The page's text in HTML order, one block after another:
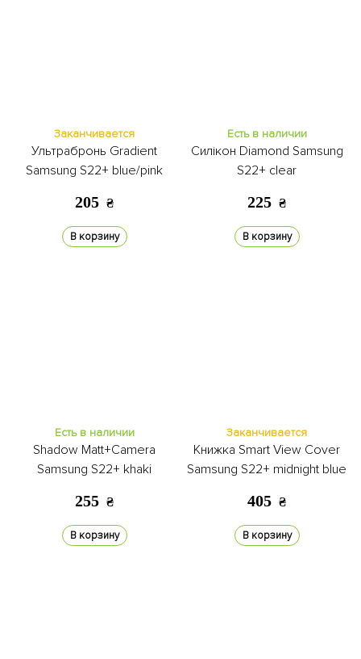
Заканчивается
Ультрабронь Gradient
Samsung S22+ blue/pink
205 ₴
В корзину
Есть в наличии
Силікон Diamond Samsung
S22+ clear
225 ₴
В корзину
Есть в наличии
Shadow Matt+Camera
Samsung S22+ khaki
255 ₴
В корзину
Заканчивается
Книжка Smart View Cover
Samsung S22+ midnight blue
405 ₴
В корзину